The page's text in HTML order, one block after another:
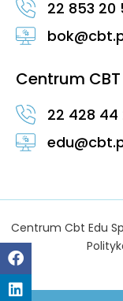
22 853 20
Centrum CBT
22 428 44
Centrum Cbt Edu